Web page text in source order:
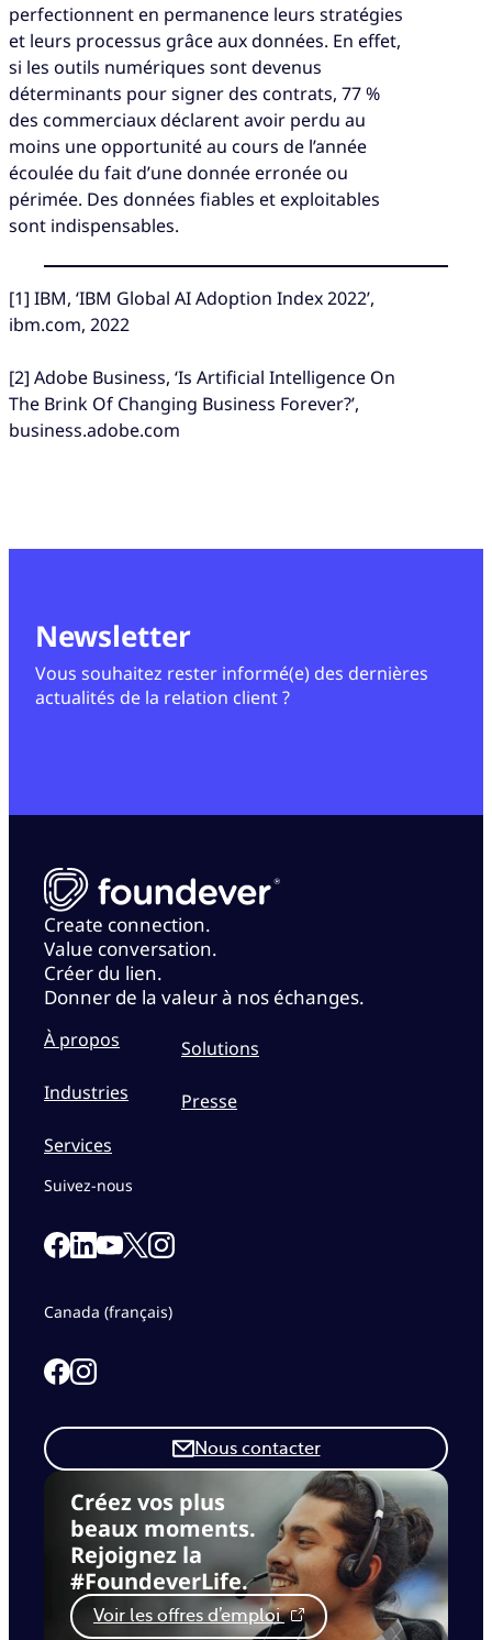
perfectionnent en permanence leurs stratégies
et leurs processus grâce aux données. En effet,
si les outils numériques sont devenus
déterminants pour signer des contrats, 77 %
des commerciaux déclarent avoir perdu au
moins une opportunité au cours de l’année
écoulée du fait d’une donnée erronée ou
périmée. Des données fiables et exploitables
sont indispensables.
[1] IBM, ‘IBM Global AI Adoption Index 2022’,
ibm.com, 2022
[2] Adobe Business, ‘Is Artificial Intelligence On
The Brink Of Changing Business Forever?’,
business.adobe.com
Newsletter
Vous souhaitez rester informé(e) des dernières
actualités de la relation client ?
Create connection.
Value conversation.
Créer du lien.
Donner de la valeur à nos échanges.
À propos
Industries
Services
Solutions
Presse
Créez vos plus
beaux moments.
Rejoignez la
#FoundeverLife.
Voir les offres d’emploi
Nous contacter
Suivez-nous
Link to our Facebook page
Link to our Linkedin page
Link to our Youtube page
Link to our X page
Link to our Instagram page
Canada (français)
Link to our Facebook page
Link to our Instagram page